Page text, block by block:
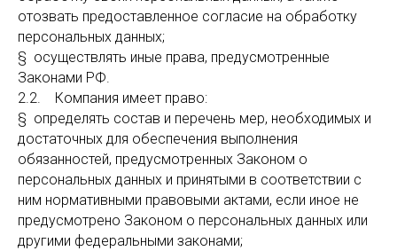
отозвать предоставленное согласие на обработку
персональных данных;
§ осуществлять иные права, предусмотренные
Законами РФ.
2.2. Компания имеет право:
§ определять состав и перечень мер, необходимых и
достаточных для обеспечения выполнения
обязанностей, предусмотренных Законом о
персональных данных и принятыми в соответствии с
ним нормативными правовыми актами, если иное не
предусмотрено Законом о персональных данных или
другими федеральными законами;